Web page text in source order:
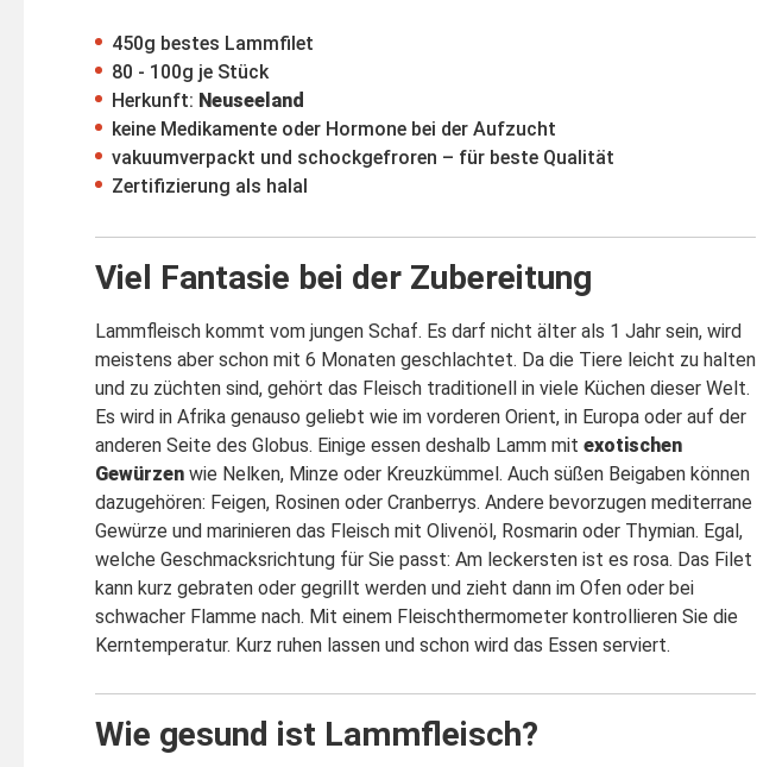
450g bestes Lammfilet
80 - 100g je Stück
Herkunft: Neuseeland
keine Medikamente oder Hormone bei der Aufzucht
vakuumverpackt und schockgefroren – für beste Qualität
Zertifizierung als halal
Viel Fantasie bei der Zubereitung
Lammfleisch kommt vom jungen Schaf. Es darf nicht älter als 1 Jahr sein, wird
meistens aber schon mit 6 Monaten geschlachtet. Da die Tiere leicht zu halten
und zu züchten sind, gehört das Fleisch traditionell in viele Küchen dieser Welt.
Es wird in Afrika genauso geliebt wie im vorderen Orient, in Europa oder auf der
anderen Seite des Globus. Einige essen deshalb Lamm mit exotischen
Gewürzen wie Nelken, Minze oder Kreuzkümmel. Auch süßen Beigaben können
dazugehören: Feigen, Rosinen oder Cranberrys. Andere bevorzugen mediterrane
Gewürze und marinieren das Fleisch mit Olivenöl, Rosmarin oder Thymian. Egal,
welche Geschmacksrichtung für Sie passt: Am leckersten ist es rosa. Das Filet
kann kurz gebraten oder gegrillt werden und zieht dann im Ofen oder bei
schwacher Flamme nach. Mit einem Fleischthermometer kontrollieren Sie die
Kerntemperatur. Kurz ruhen lassen und schon wird das Essen serviert.
Wie gesund ist Lammfleisch?